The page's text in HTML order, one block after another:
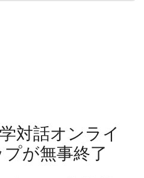
対話オンライ
が無事終了